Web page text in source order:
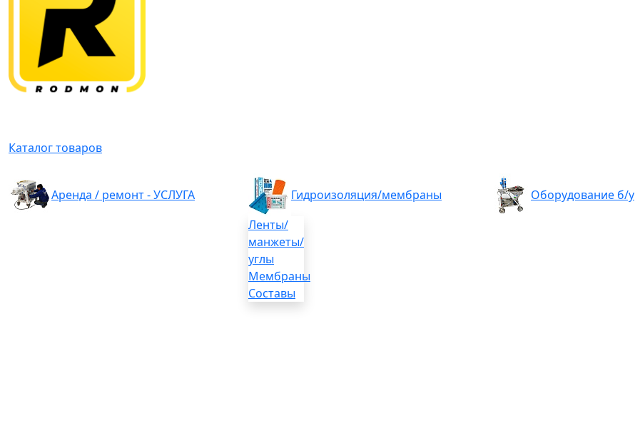
Каталог товаров
Аренда / ремонт - УСЛУГА
Гидроизоляция/мембраны
Ленты/
манжеты/
углы
Мембраны
Составы
Оборудование б/у